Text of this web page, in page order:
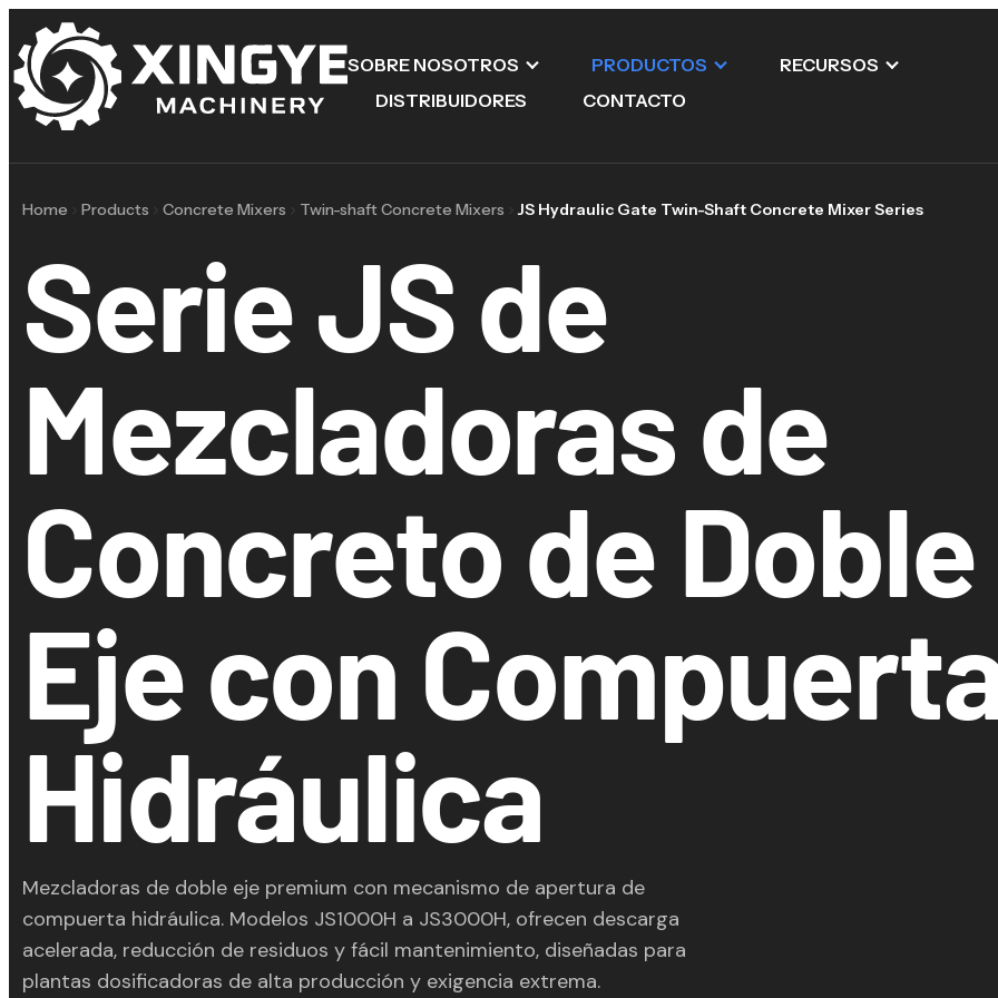
SOBRE NOSOTROS PRODUCTOS
RECURSOS
DISTRIBUIDORES
CONTACTO
Home Products Concrete Mixers Twin-shaft Concrete Mixers JS Hydraulic Gate Twin-Shaft Concrete Mixer Series
Serie JS de
Mezcladoras de
Concreto de Doble
Eje con
Hidráulica
Mezcladoras de doble eje premium con mecanismo de apertura de
compuerta hidráulica. Modelos JS1000H a JS3000H, ofrecen descarga
acelerada, reducción de residuos y fácil mantenimiento, diseñadas para
plantas dosificadoras de alta producción y exigencia extrema.